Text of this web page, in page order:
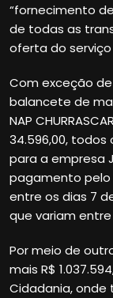
“fornecimento
de todas as
oferta do
Com exceção
balancete de
NAP
34.596,00,
para a empresa J
pagamento pelo
entre os dias 7
que variam entre
Por meio de
mais R$
Cidadania, onde